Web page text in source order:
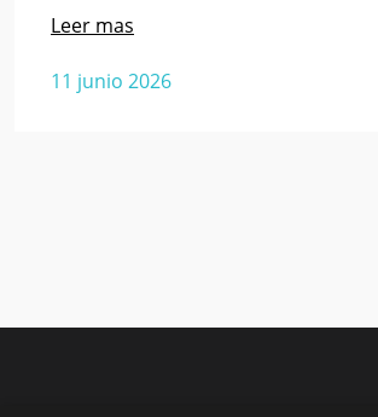
11 junio 2026
Leer mas